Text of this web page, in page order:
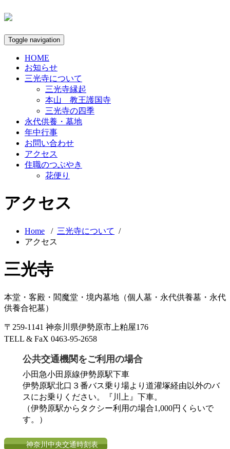
Toggle navigation
HOME
お知らせ
三光寺について
三光寺縁起
本山 教王護国寺
三光寺の四季
永代供養・墓地
年中行事
お問い合わせ
アクセス
住職のつぶやき
花便り
アクセス
Home / 三光寺について /
アクセス
三光寺
本堂・客殿・閻魔堂・境内墓地（個人墓・永代供養墓・永代
供養合祀墓）
〒259-1141 神奈川県伊勢原市上粕屋176
TELL & FaX 0463-95-2658
公共交通機関をご利用の場合
小田急小田原線伊勢原駅下車
伊勢原駅北口３番バス乗り場より道灌塚経由以外のバ
スにお乗りください。『川上』下車。
（伊勢原駅からタクシー利用の場合1,000円くらいで
す。）
神奈川中央交通時刻表